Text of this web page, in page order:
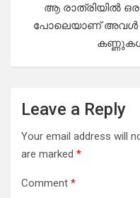
ആ രാത്രിയിൽ
പോലെയാണ് അവൾ
Leave a Reply
Your email address will
are marked *
Comment *